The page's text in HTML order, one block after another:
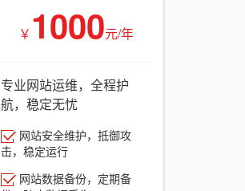
￥ 1000元/年
专业网站运维，全程护
航，稳定无忧
网站安全维护，抵御攻
击，稳定运行
网站数据备份，定期备